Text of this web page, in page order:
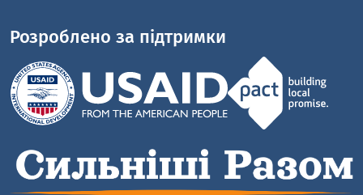
Розроблено за підтримки